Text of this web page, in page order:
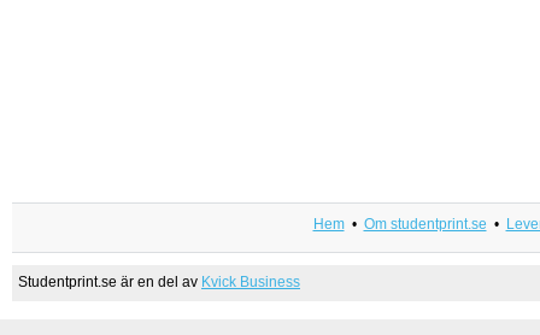
Hem• Om studentprint.se •
Studentprint.se är en del av Kvick Business